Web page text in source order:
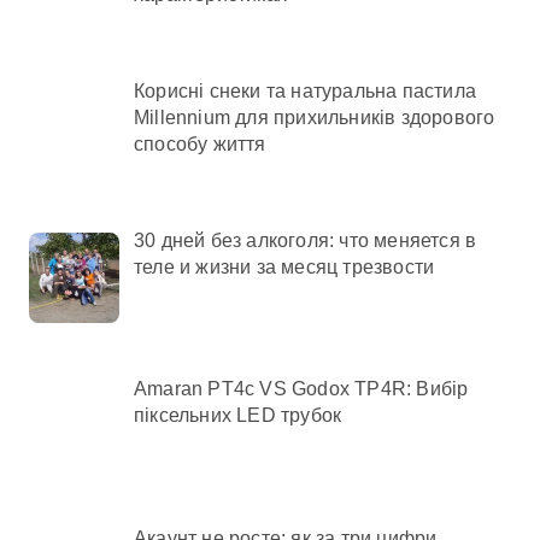
Корисні снеки та натуральна пастила
Millennium для прихильників здорового
способу життя
30 дней без алкоголя: что меняется в
теле и жизни за месяц трезвости
Amaran PT4c VS Godox TP4R: Вибір
піксельних LED трубок